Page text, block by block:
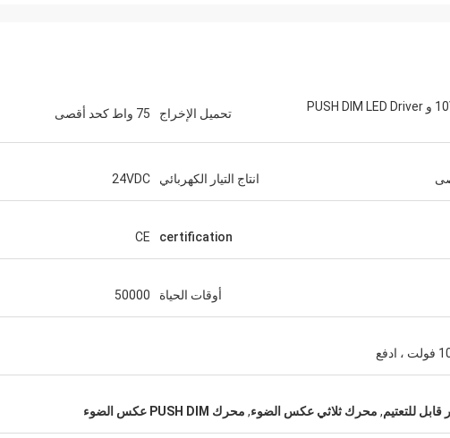
الجهد الثابت 1-10V و PUSH DIM LED Driver
تحميل الإخراج 75 واط كحد أقصى
انتاج التيار الكهربائي 24VDC
certification
CE
أوقات الحياة 50000
للتعتيم, محرك ثلاثي عكس الضوء, محرك PUSH DIM عكس الضوء